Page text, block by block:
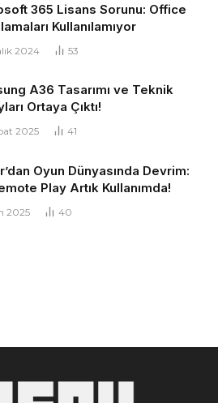
365 Lisans Sorunu: Office
Kullanılamıyor
2024 53
A36 Tasarımı ve Teknik
Ortaya Çıktı!
2025 41
Oyun Dünyasında Devrim:
Play Artık Kullanımda!
2025 40